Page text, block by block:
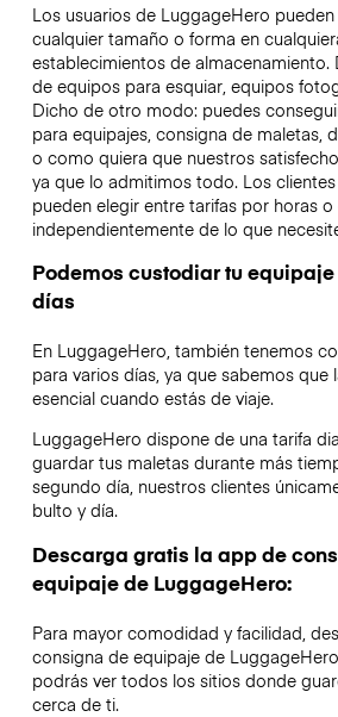
Los usuarios de LuggageHero
cualquier tamaño o forma en
establecimientos de almacenamiento.
de equipos para esquiar, equipos
Dicho de otro modo: puedes
para equipajes, consigna de maletas,
o como quiera que nuestros
ya que lo admitimos todo. Los
pueden elegir entre tarifas por horas o
independientemente de lo que
Podemos custodiar tu
días
En LuggageHero, también tenemos
para varios días, ya que sabemos que
esencial cuando estás de viaje.
LuggageHero dispone de una tarifa
guardar tus maletas durante más
segundo día, nuestros clientes
bulto y día.
Descarga gratis la app de
equipaje de LuggageHero:
Para mayor comodidad y facilidad,
consigna de equipaje de
podrás ver todos los sitios donde
cerca de ti.